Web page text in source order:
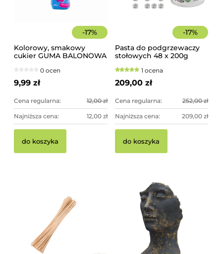
-17%
Kolorowy, smakowy
cukier GUMA BALONOWA
0 ocen
9,99 zł
Cena regularna: 12,00 zł
Najniższa cena: 12,00 zł
do koszyka
-17%
Pasta do podgrzewaczy
stołowych 48 x 200g
1 ocena
209,00 zł
Cena regularna: 252,00 zł
Najniższa cena: 209,00 zł
do koszyka